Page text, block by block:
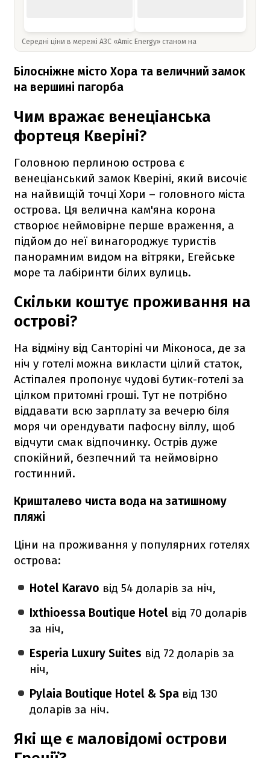
Середні ціни в мережі АЗС «Amic Energy» станом на
Білосніжне місто Хора та величний замок
на вершині пагорба
Чим вражає венеціанська
фортеця Кверіні?
Головною перлиною острова є
венеціанський замок Кверіні, який височіє
на найвищій точці Хори – головного міста
острова. Ця велична кам'яна корона
створює неймовірне перше враження, а
підйом до неї винагороджує туристів
панорамним видом на вітряки, Егейське
море та лабіринти білих вулиць.
Скільки коштує проживання на
острові?
На відміну від Санторіні чи Міконоса, де за
ніч у готелі можна викласти цілий статок,
Астіпалея пропонує чудові бутик-готелі за
цілком притомні гроші. Тут не потрібно
віддавати всю зарплату за вечерю біля
моря чи орендувати пафосну віллу, щоб
відчути смак відпочинку. Острів дуже
спокійний, безпечний та неймовірно
гостинний.
Кришталево чиста вода на затишному
пляжі
Ціни на проживання у популярних готелях
острова:
Hotel Karavo від 54 доларів за ніч,
Ixthioessa Boutique Hotel від 70 доларів
за ніч,
Esperia Luxury Suites від 72 доларів за
ніч,
Pylaia Boutique Hotel & Spa від 130
доларів за ніч.
Які ще є маловідомі острови